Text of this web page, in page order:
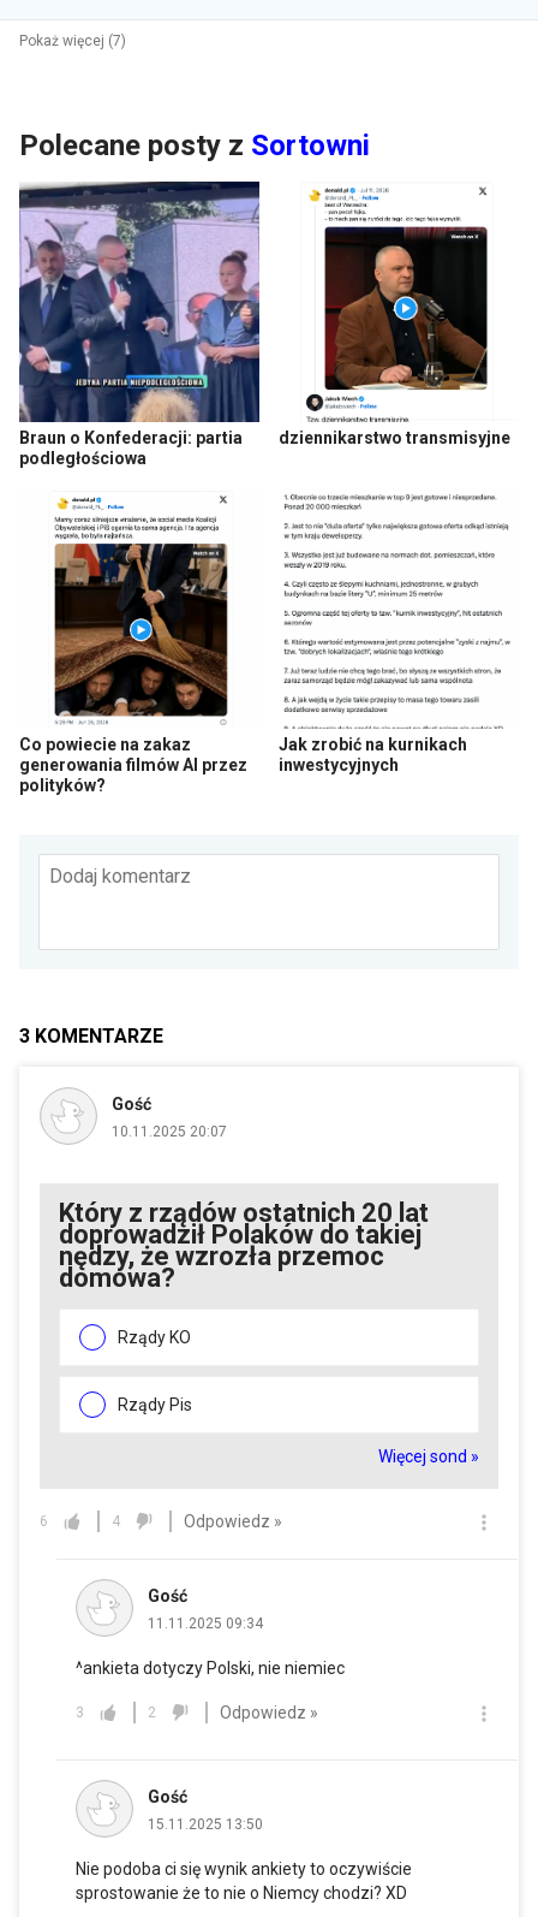
Pokaż więcej (7)
Polecane posty z Sortowni
Braun o Konfederacji: partia
podległościowa
dziennikarstwo transmisyjne
Co powiecie na zakaz
generowania filmów AI przez
polityków?
Jak zrobić na kurnikach
inwestycyjnych
Dodaj komentarz
3 KOMENTARZE
Gość
10.11.2025 20:07
Który z rządów ostatnich 20 lat
doprowadził Polaków do takiej
nędzy, że wzrozła przemoc
domowa?
Rządy KO
Rządy Pis
Więcej sond »
6 4 Odpowiedz »
Gość
11.11.2025 09:34
^ankieta dotyczy Polski, nie niemiec
3 2 Odpowiedz »
Gość
15.11.2025 13:50
Nie podoba ci się wynik ankiety to oczywiście
sprostowanie że to nie o Niemcy chodzi? XD